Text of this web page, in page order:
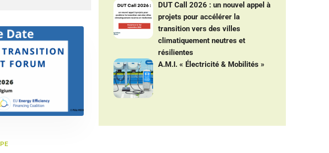
DUT Call 2026 : un nouvel appel à
projets pour accélérer la
transition vers des villes
climatiquement neutres et
résilientes
A.M.I. « Électricité & Mobilités »